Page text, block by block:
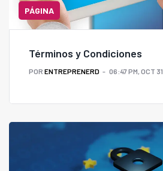
PÁGINA
Términos y Condiciones
POR ENTREPRENERD 06:47 PM, OCT 31